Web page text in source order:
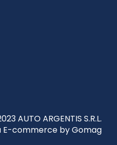
AUTO ARGENTIS S.R.L.
E-commerce by Gomag